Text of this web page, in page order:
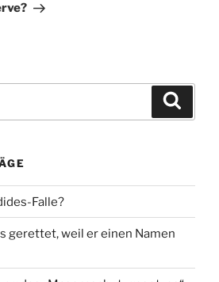
Falle?
gerettet, weil er einen Namen